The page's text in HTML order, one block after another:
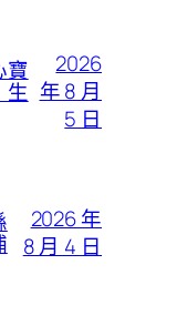
寶
生
2026
年 8 月
5 日
2026 年
8 月 4 日